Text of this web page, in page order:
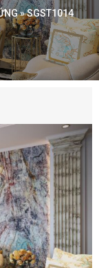
»SGST1014